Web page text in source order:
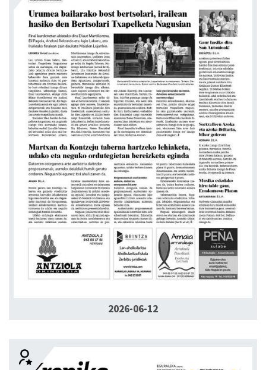
2026-06-12